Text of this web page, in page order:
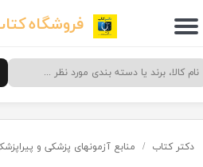
فروشگاه
حساب کاربری من
تغییر گذر واژه
خروج از حساب کاربری
دکتر کتاب منابع آزمونهای پزشکی و